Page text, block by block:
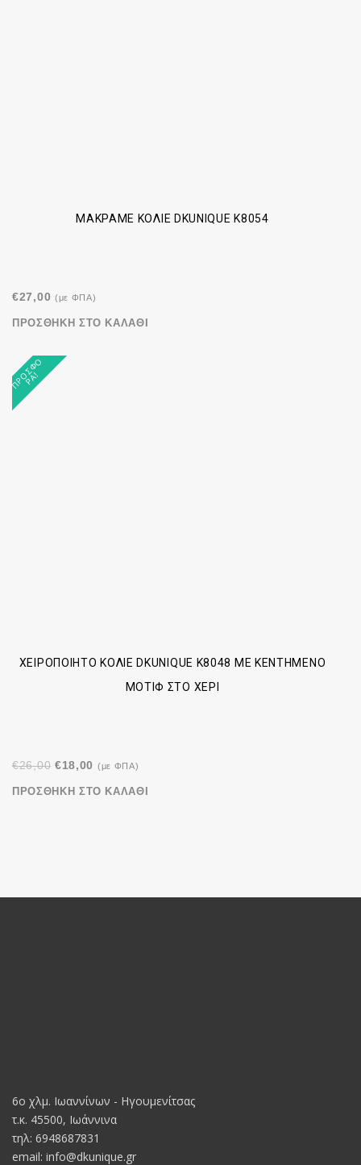
ΜΑΚΡΑΜΈ ΚΟΛΙΈ DKUNIQUE K8054
€27,00 (με ΦΠΑ)
ΠΡΟΣΘΉΚΗ ΣΤΟ ΚΑΛΆΘΙ
Π
Ρ
Ο
Σ
Φ
Ο
Ρ
Ά
!
ΧΕΙΡΟΠΟΊΗΤΟ ΚΟΛΙΈ DKUNIQUE K8048 ΜΕ ΚΕΝΤΗΜΈΝΟ
ΜΟΤΊΦ ΣΤΟ ΧΈΡΙ
€26,00 Original
€18,00 Η(με ΦΠΑ)
ΠΡΟΣΘΉΚΗ ΣΤΟ ΚΑΛΆΘΙ
6o χλμ. Ιωαννίνων - Ηγουμενίτσας
τ.κ. 45500, Ιωάννινα
τηλ: 6948687831
email: info@dkunique.gr